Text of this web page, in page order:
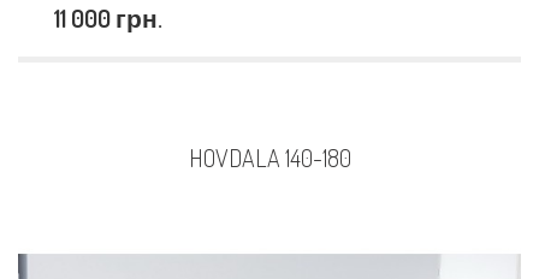
11 000 грн.
HOVDALA 140-180